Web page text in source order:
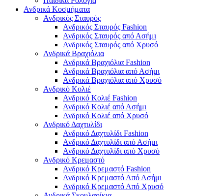
Ανδρικά Κοσμήματα
Ανδρικός Σταυρός
Ανδρικός Σταυρός Fashion
Ανδρικός Σταυρός από Ασήμι
Ανδρικός Σταυρός από Χρυσό
Ανδρικά Βραχιόλια
Ανδρικά Βραχιόλια Fashion
Ανδρικά Βραχιόλια από Ασήμι
Ανδρικά Βραχιόλια από Χρυσό
Ανδρικό Κολιέ
Ανδρικό Κολιέ Fashion
Ανδρικό Κολιέ από Ασήμι
Ανδρικό Κολιέ από Χρυσό
Ανδρικό Δαχτυλίδι
Ανδρικό Δαχτυλίδι Fashion
Ανδρικό Δαχτυλίδι από Ασήμι
Ανδρικό Δαχτυλίδι από Χρυσό
Ανδρικό Κρεμαστό
Ανδρικό Κρεμαστό Fashion
Ανδρικό Κρεμαστό Από Ασήμι
Ανδρικό Κρεμαστό Από Χρυσό